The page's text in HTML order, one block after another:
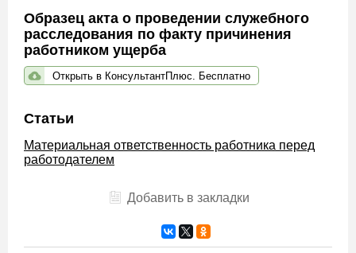
Образец акта о проведении служебного
расследования по факту причинения
работником ущерба
Открыть в КонсультантПлюс. Бесплатно
Статьи
Материальная ответственность работника перед
работодателем
Добавить в закладки